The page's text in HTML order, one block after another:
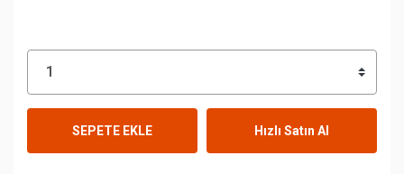
SEPETE EKLE Hızlı Satın Al